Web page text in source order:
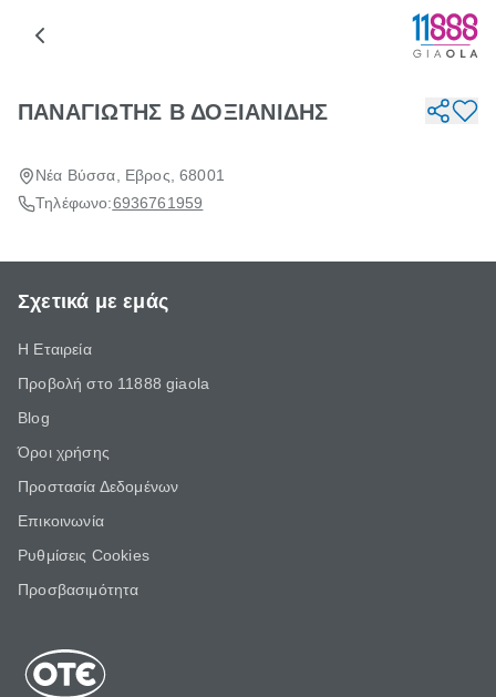
ΠΑΝΑΓΙΩΤΗΣ Β ΔΟΞΙΑΝΙΔΗΣ
Νέα Βύσσα, Εβρος, 68001
Τηλέφωνο:6936761959
Σχετικά με εμάς
Η Εταιρεία
Προβολή στο 11888 giaola
Blog
Όροι χρήσης
Προστασία Δεδομένων
Επικοινωνία
Ρυθμίσεις Cookies
Προσβασιμότητα